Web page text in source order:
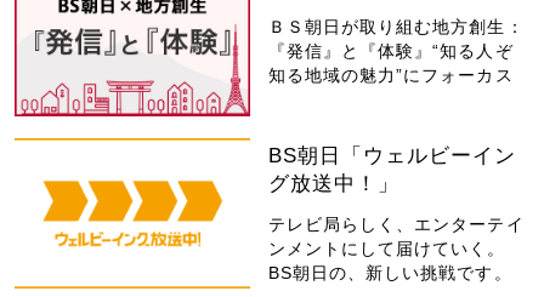
ＢＳ朝日が取り組む地方創生：
『発信』と『体験』“知る人ぞ
知る地域の魅力”にフォーカス
BS朝日「ウェルビーイン
グ放送中！」
テレビ局らしく、エンターテイ
ンメントにして届けていく。
BS朝日の、新しい挑戦です。